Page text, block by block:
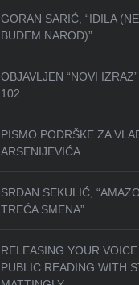
GORAN SARIĆ, “IDILA
BUDEM NAROD)”
OBJAVLJEN “NOVI
102
PISMO PODRŠKE ZA
ARSENIJEVIĆA
SRĐAN SEKULIĆ,
TREĆA SMENA”
RELEASING YOUR
PUBLIC READING WITH